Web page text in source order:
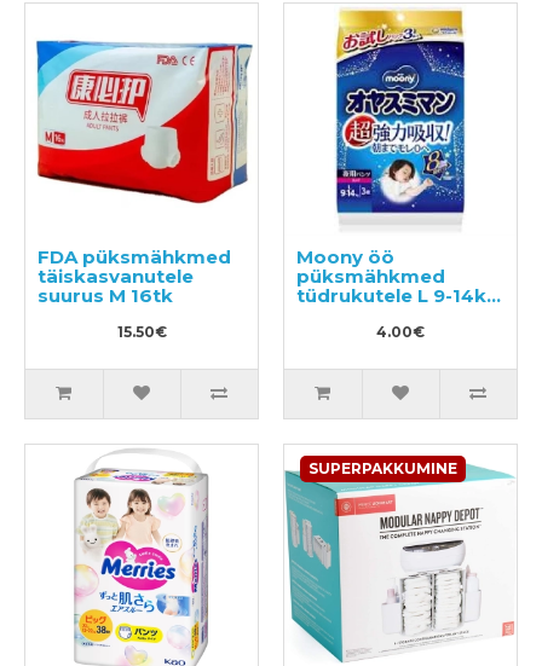
FDA püksmähkmed
täiskasvanutele
suurus M 16tk
15.50€
Moony öö
püksmähkmed
tüdrukutele L 9-14kg
4.00€
SUPERPAKKUMINE